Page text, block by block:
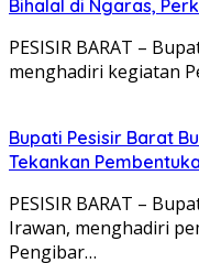
Bihalal di Ngaras,
PESISIR BARAT –
menghadiri kegiatan
Bupati Pesisir Barat
Tekankan
PESISIR BARAT –
Irawan, menghadiri
Pengibar…